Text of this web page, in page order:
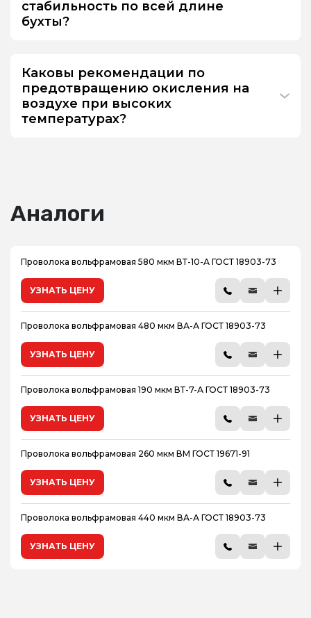
стабильность по всей длине
бухты?
Каковы рекомендации по
предотвращению окисления на
воздухе при высоких
температурах?
Аналоги
Проволока вольфрамовая 580 мкм ВТ-10-А ГОСТ 18903-73
УЗНАТЬ ЦЕНУ
Проволока вольфрамовая 480 мкм ВА-А ГОСТ 18903-73
УЗНАТЬ ЦЕНУ
Проволока вольфрамовая 190 мкм ВТ-7-А ГОСТ 18903-73
УЗНАТЬ ЦЕНУ
Проволока вольфрамовая 260 мкм ВМ ГОСТ 19671-91
УЗНАТЬ ЦЕНУ
Проволока вольфрамовая 440 мкм ВА-А ГОСТ 18903-73
УЗНАТЬ ЦЕНУ